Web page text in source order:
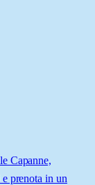
Capanne,
prenota in un